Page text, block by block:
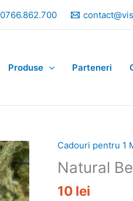
0766.862.700
Produse Parteneri
Cadouri pentru 1
Natural
10 lei